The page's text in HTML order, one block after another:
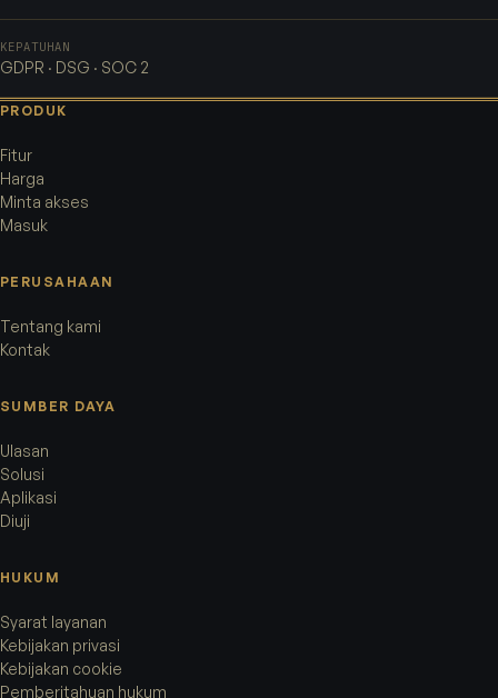
KEPATUHAN
GDPR · DSG · SOC 2
PRODUK
Fitur
Harga
Minta akses
Masuk
PERUSAHAAN
Tentang kami
Kontak
SUMBER DAYA
Ulasan
Solusi
Aplikasi
Diuji
HUKUM
Syarat layanan
Kebijakan privasi
Kebijakan cookie
Pemberitahuan hukum